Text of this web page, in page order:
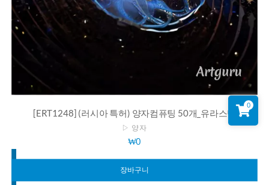
[ERT1248] (러시아 특허) 양자컴퓨팅 50개_유라스텍
▷ 양자
₩0
장바구니
0